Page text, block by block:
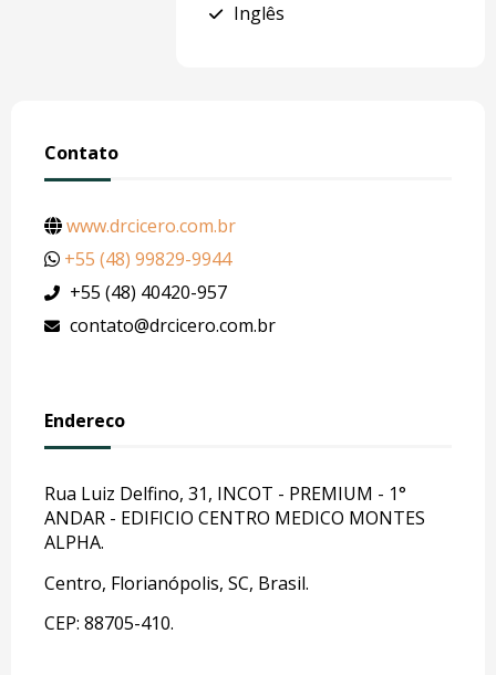
Inglês
Contato
www.drcicero.com.br
+55 (48) 99829-9944
+55 (48) 40420-957
contato@drcicero.com.br
Endereco
Rua Luiz Delfino, 31, INCOT - PREMIUM - 1°
ANDAR - EDIFICIO CENTRO MEDICO MONTES
ALPHA.
Centro, Florianópolis, SC, Brasil.
CEP: 88705-410.